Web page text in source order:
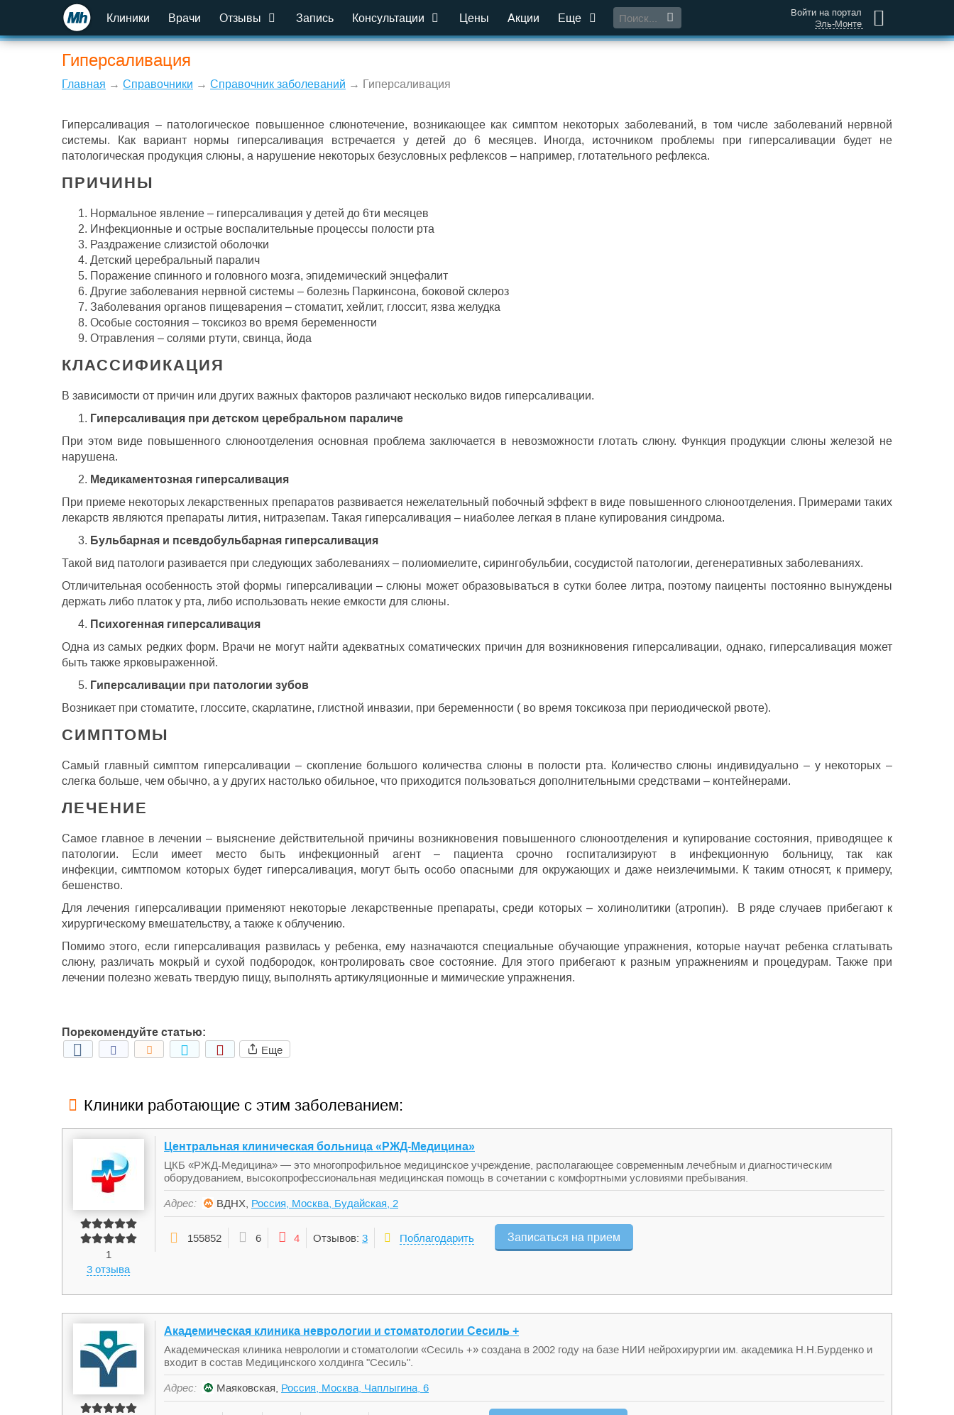
Клиники Врачи Отзывы Запись Консультации Цены Акции Еще
Войти на портал
Эль-Монте
Гиперсаливация
Главная → Справочники → Справочник заболеваний → Гиперсаливация
Гиперсаливация – патологическое повышенное слюнотечение, возникающее как симптом некоторых заболеваний, в том числе заболеваний нервной
системы. Как вариант нормы гиперсаливация встречается у детей до 6 месяцев. Иногда, источником проблемы при гиперсаливации будет не
патологическая продукция слюны, а нарушение некоторых безусловных рефлексов – например, глотательного рефлекса.
ПРИЧИНЫ
Нормальное явление – гиперсаливация у детей до 6ти месяцев
Инфекционные и острые воспалительные процессы полости рта
Раздражение слизистой оболочки
Детский церебральный паралич
Поражение спинного и головного мозга, эпидемический энцефалит
Другие заболевания нервной системы – болезнь Паркинсона, боковой склероз
Заболевания органов пищеварения – стоматит, хейлит, глоссит, язва желудка
Особые состояния – токсикоз во время беременности
Отравления – солями ртути, свинца, йода
КЛАССИФИКАЦИЯ
В зависимости от причин или других важных факторов различают несколько видов гиперсаливации.
Гиперсаливация при детском церебральном параличе
При этом виде повышенного слюноотделения основная проблема заключается в невозможности глотать слюну. Функция продукции слюны железой не
нарушена.
Медикаментозная гиперсаливация
При приеме некоторых лекарственных препаратов развивается нежелательный побочный эффект в виде повышенного слюноотделения. Примерами таких
лекарств являются препараты лития, нитразепам. Такая гиперсаливация – ниаболее легкая в плане купирования синдрома.
Бульбарная и псевдобульбарная гиперсаливация
Такой вид патологи разивается при следующих заболеваниях – полиомиелите, сирингобульбии, сосудистой патологии, дегенеративных заболеваниях.
Отличительная особенность этой формы гиперсаливации – слюны может образовываться в сутки более литра, поэтому паиценты постоянно вынуждены
держать либо платок у рта, либо использовать некие емкости для слюны.
Психогенная гиперсаливация
Одна из самых редких форм. Врачи не могут найти адекватных соматических причин для возникновения гиперсаливации, однако, гиперсаливация может
быть также ярковыраженной.
Гиперсаливации при патологии зубов
Возникает при стоматите, глоссите, скарлатине, глистной инвазии, при беременности ( во время токсикоза при периодической рвоте).
СИМПТОМЫ
Самый главный симптом гиперсаливации – скопление большого количества слюны в полости рта. Количество слюны индивидуально – у некоторых –
слегка больше, чем обычно, а у других настолько обильное, что приходится пользоваться дополнительными средствами – контейнерами.
ЛЕЧЕНИЕ
Самое главное в лечении – выяснение действительной причины возникновения повышенного слюноотделения и купирование состояния, приводящее к
патологии. Если имеет место быть инфекционный агент – пациента срочно госпитализируют в инфекционную больницу, так как
инфекции, симтпомом которых будет гиперсаливация, могут быть особо опасными для окружающих и даже неизлечимыми. К таким относят, к примеру,
бешенство.
Для лечения гиперсаливации применяют некоторые лекарственные препараты, среди которых – холинолитики (атропин). В ряде случаев прибегают к
хирургическому вмешательству, а также к облучению.
Помимо этого, если гиперсаливация развилась у ребенка, ему назначаются специальные обучающие упражнения, которые научат ребенка сглатывать
слюну, различать мокрый и сухой подбородок, контролировать свое состояние. Для этого прибегают к разным упражнениям и процедурам. Также при
лечении полезно жевать твердую пищу, выполнять артикуляционные и мимические упражнения.
Порекомендуйте статью:
Еще
Клиники работающие с этим заболеванием:
1
3 отзыва
Центральная клиническая больница «РЖД-Медицина»
ЦКБ «РЖД-Медицина» — это многопрофильное медицинское учреждение, располагающее современным лечебным и диагностическим
оборудованием, высокопрофессиональная медицинская помощь в сочетании с комфортными условиями пребывания.
Адрес: ВДНХ, Россия, Москва, Будайская, 2
155852 6 4 Отзывов: 3 Поблагодарить Записаться на прием
Академическая клиника неврологии и стоматологии Сесиль +
Академическая клиника неврологии и стоматологии «Сесиль +» создана в 2002 году на базе НИИ нейрохирургии им. академика Н.Н.Бурденко и
входит в состав Медицинского холдинга "Сесиль".
Адрес: Маяковская, Россия, Москва, Чаплыгина, 6